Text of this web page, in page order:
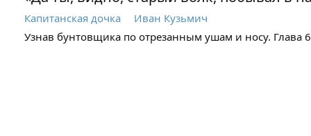
Капитанская дочка
Иван Кузьмич
Узнав бунтовщика по отрезанным ушам и носу. Глава